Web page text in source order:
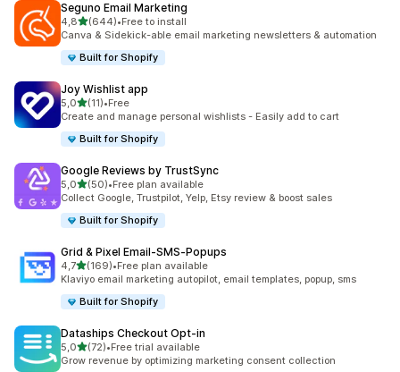
Seguno Email Marketing
4,8av 5 stjerner
(644)
Totalt 644 omtaler
•Free to install
Canva & Sidekick-able email marketing newsletters & automation
Built for Shopify
Joy Wishlist app
5,0av 5 stjerner
(11)
Totalt 11 omtaler
•Free
Create and manage personal wishlists - Easily add to cart
Built for Shopify
Google Reviews by TrustSync
5,0av 5 stjerner
(50)
Totalt 50 omtaler
•Free plan available
Collect Google, Trustpilot, Yelp, Etsy review & boost sales
Built for Shopify
Grid & Pixel Email‑SMS‑Popups
4,7av 5 stjerner
(169)
Totalt 169 omtaler
•Free plan available
Klaviyo email marketing autopilot, email templates, popup, sms
Built for Shopify
Dataships Checkout Opt‑in
5,0av 5 stjerner
(72)
Totalt 72 omtaler
•Free trial available
Grow revenue by optimizing marketing consent collection